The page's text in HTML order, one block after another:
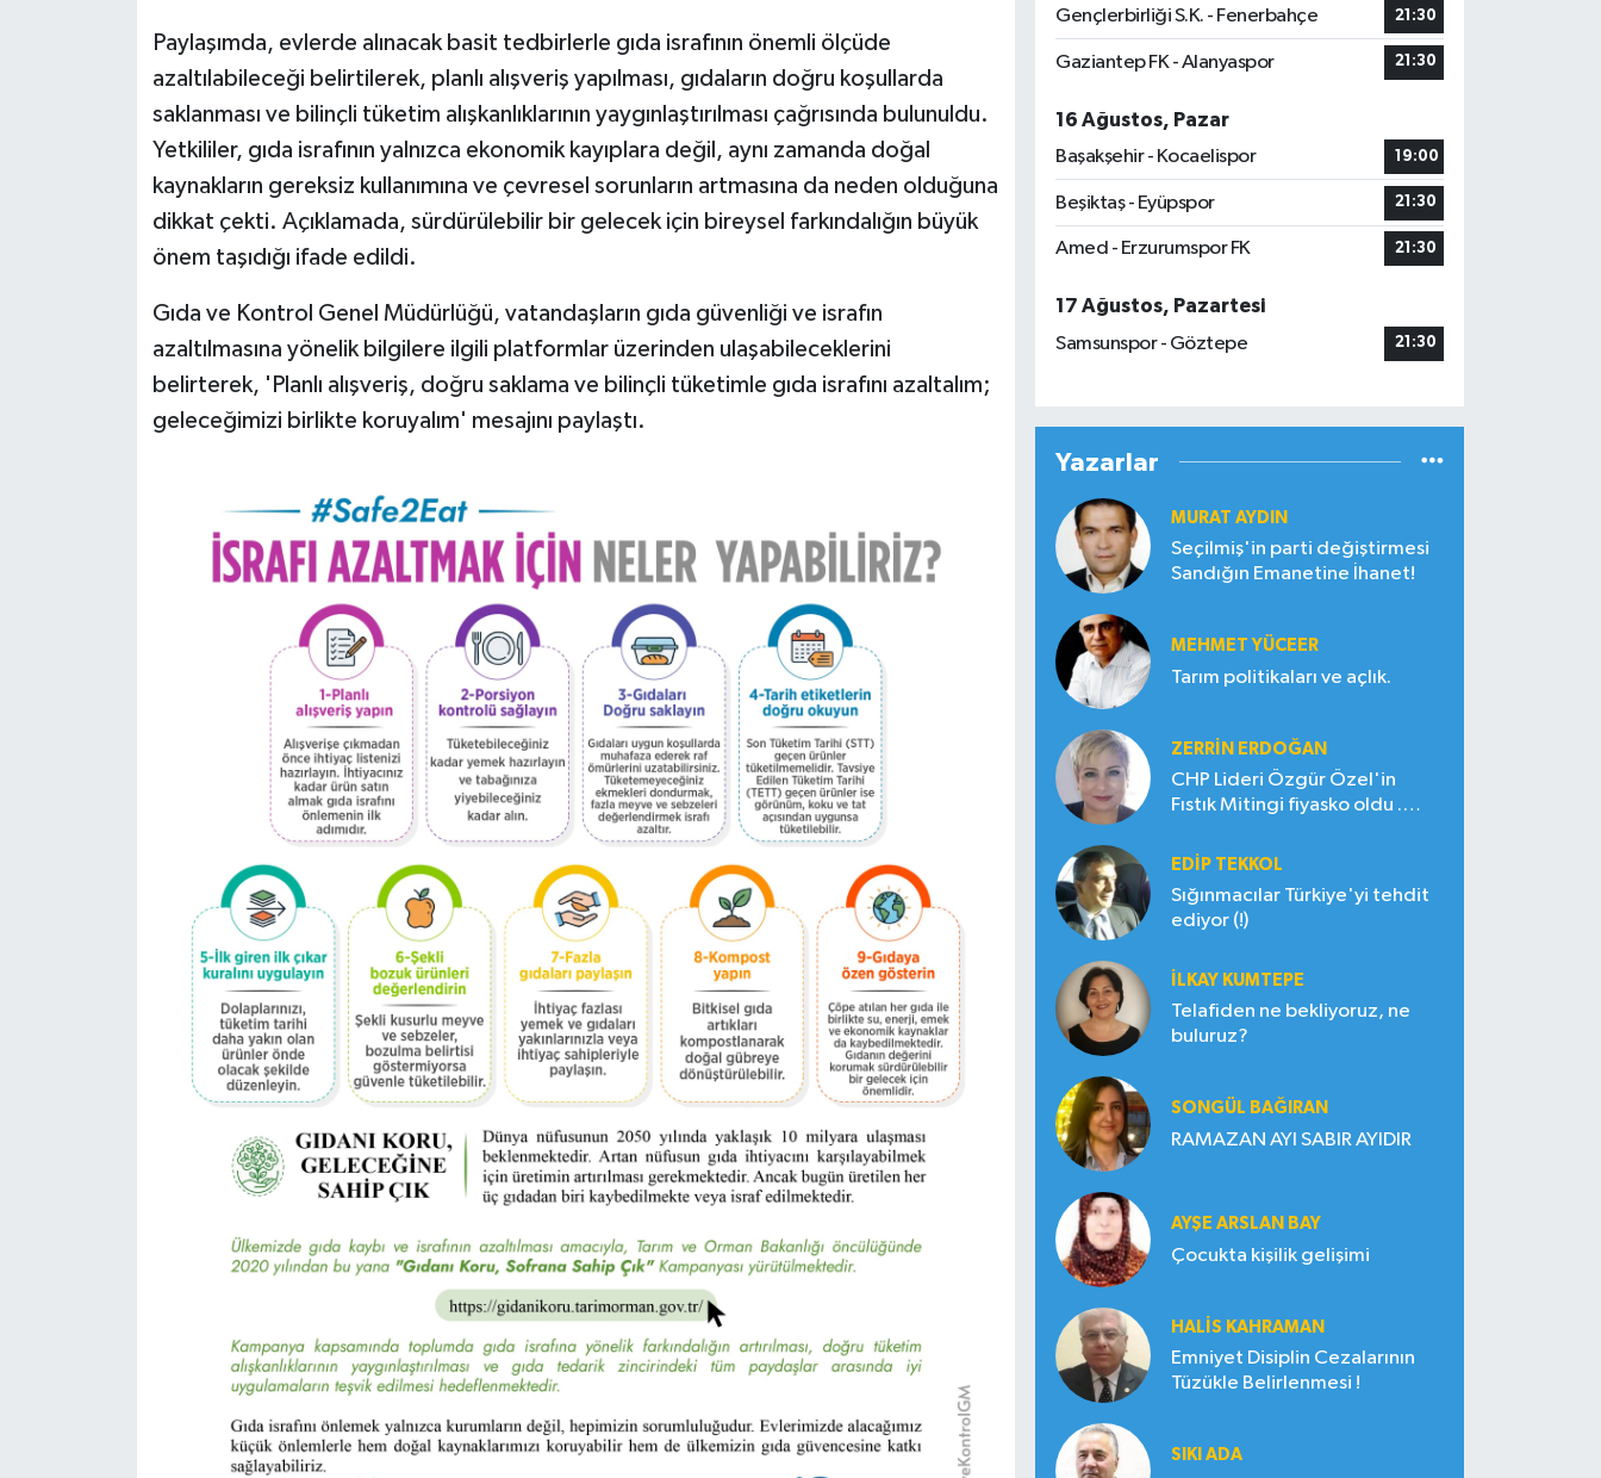
Paylaşımda, evlerde alınacak basit tedbirlerle gıda israfının önemli ölçüde
azaltılabileceği belirtilerek, planlı alışveriş yapılması, gıdaların doğru koşullarda
saklanması ve bilinçli tüketim alışkanlıklarının yaygınlaştırılması çağrısında bulunuldu.
Yetkililer, gıda israfının yalnızca ekonomik kayıplara değil, aynı zamanda doğal
kaynakların gereksiz kullanımına ve çevresel sorunların artmasına da neden olduğuna
dikkat çekti. Açıklamada, sürdürülebilir bir gelecek için bireysel farkındalığın büyük
önem taşıdığı ifade edildi.
Gıda ve Kontrol Genel Müdürlüğü, vatandaşların gıda güvenliği ve israfın
azaltılmasına yönelik bilgilere ilgili platformlar üzerinden ulaşabileceklerini
belirterek, 'Planlı alışveriş, doğru saklama ve bilinçli tüketimle gıda israfını azaltalım;
geleceğimizi birlikte koruyalım' mesajını paylaştı.
Gençlerbirliği S.K. - Fenerbahçe 21:30
Gaziantep FK - Alanyaspor 21:30
16 Ağustos, Pazar
Başakşehir - Kocaelispor
19:00
Beşiktaş - Eyüpspor 21:30
Amed - Erzurumspor FK 21:30
17 Ağustos, Pazartesi
Samsunspor - Göztepe
21:30
Yazarlar
MURAT AYDIN
Seçilmiş'in parti değiştirmesi
Sandığın Emanetine İhanet!
MEHMET YÜCEER
Tarım politikaları ve açlık.
ZERRIN ERDOĞAN
CHP Lideri Özgür Özel'in
Fıstık Mitingi fiyasko oldu .
EDIP TEKKOL
Sığınmacılar Türkiye'yi tehdit
ediyor (!)
İLKAY KUMTEPE
Telafiden ne bekliyoruz, ne
buluruz?
SONGÜL BAĞIRAN
RAMAZAN AYI SABIR AYIDIR
AYŞE ARSLAN BAY
Çocukta kişilik gelişimi
HALIS KAHRAMAN
Emniyet Disiplin Cezalarının
Tüzükle Belirlenmesi !
SIKI ADA